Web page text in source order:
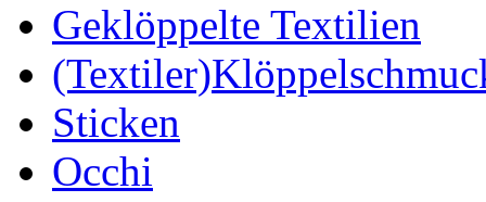
Geklöppelte Textilien
Sticken
Occhi